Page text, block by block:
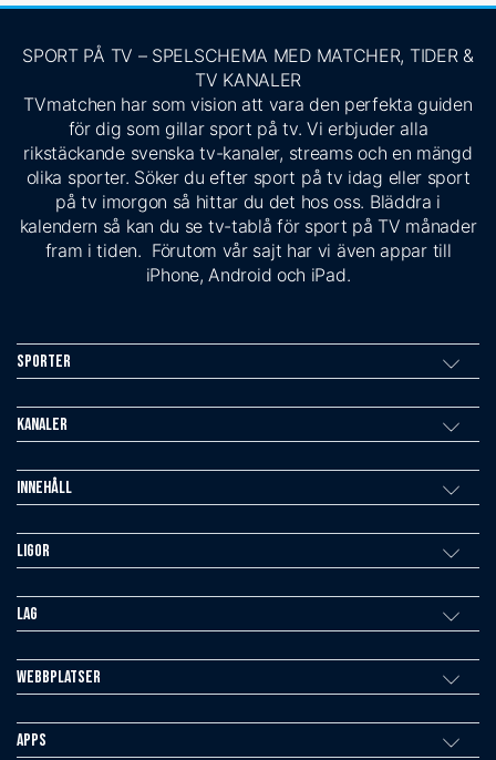
SPORT PÅ TV – SPELSCHEMA MED MATCHER, TIDER &
TV KANALER
TVmatchen har som vision att vara den perfekta guiden
för dig som gillar sport på tv. Vi erbjuder alla
rikstäckande svenska tv-kanaler, streams och en mängd
olika sporter. Söker du efter sport på tv idag eller sport
på tv imorgon så hittar du det hos oss. Bläddra i
kalendern så kan du se tv-tablå för sport på TV månader
fram i tiden. Förutom vår sajt har vi även appar till
iPhone, Android och iPad.
Sporter
Kanaler
Innehåll
Ligor
Lag
Webbplatser
Apps